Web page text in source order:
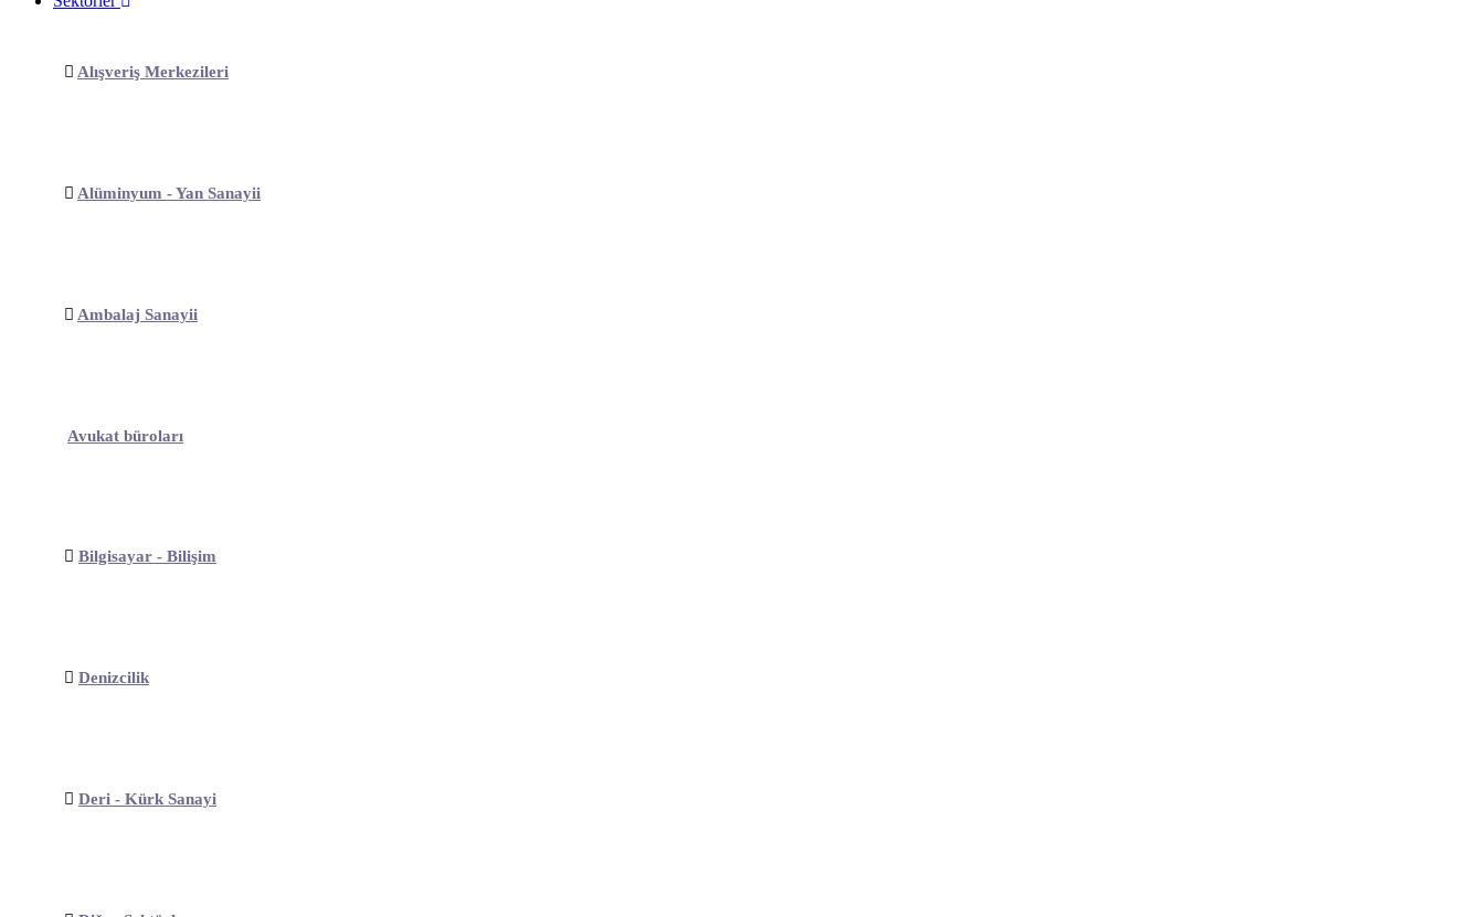
Alışveriş Merkezileri
Alüminyum - Yan Sanayii
Ambalaj Sanayii
Avukat büroları
Bilgisayar - Bilişim
Denizcilik
Deri - Kürk Sanayi